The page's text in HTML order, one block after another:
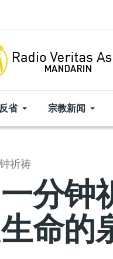
省 宗教新闻
祈祷
一分
命的